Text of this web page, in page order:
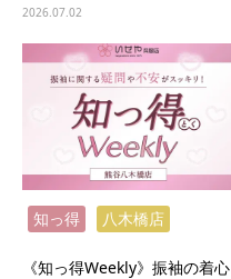
2026.07.02
知っ得 八木橋店
《知っ得Weekly》振袖の着心